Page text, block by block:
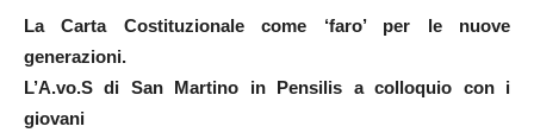
La Carta Costituzionale come ‘faro’ per le nuove
generazioni.
L’A.vo.S di San Martino in Pensilis a colloquio con i
giovani